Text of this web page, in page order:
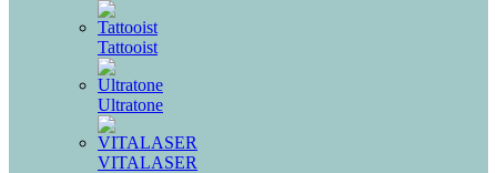
Tattooist
Ultratone
VITALASER